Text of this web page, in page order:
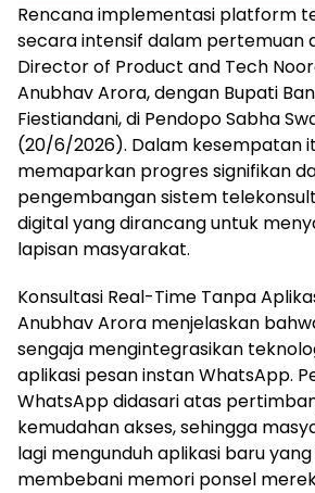
Rencana implementasi platform
secara intensif dalam pertemuan
Director of Product and Tech
Anubhav Arora, dengan Bupati
Fiestiandani, di Pendopo Sabha
(20/6/2026). Dalam kesempatan
memaparkan progres signifikan
pengembangan sistem
digital yang dirancang untuk
lapisan masyarakat.
Konsultasi Real-Time Tanpa
Anubhav Arora menjelaskan
sengaja mengintegrasikan
aplikasi pesan instan WhatsApp.
WhatsApp didasari atas
kemudahan akses, sehingga
lagi mengunduh aplikasi baru
membebani memori ponsel